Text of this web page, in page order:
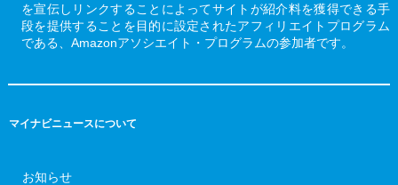
を宣伝しリンクすることによってサイトが紹介料を獲得できる手
段を提供することを目的に設定されたアフィリエイトプログラム
である、Amazonアソシエイト・プログラムの参加者です。
マイナビニュースについて
お知らせ